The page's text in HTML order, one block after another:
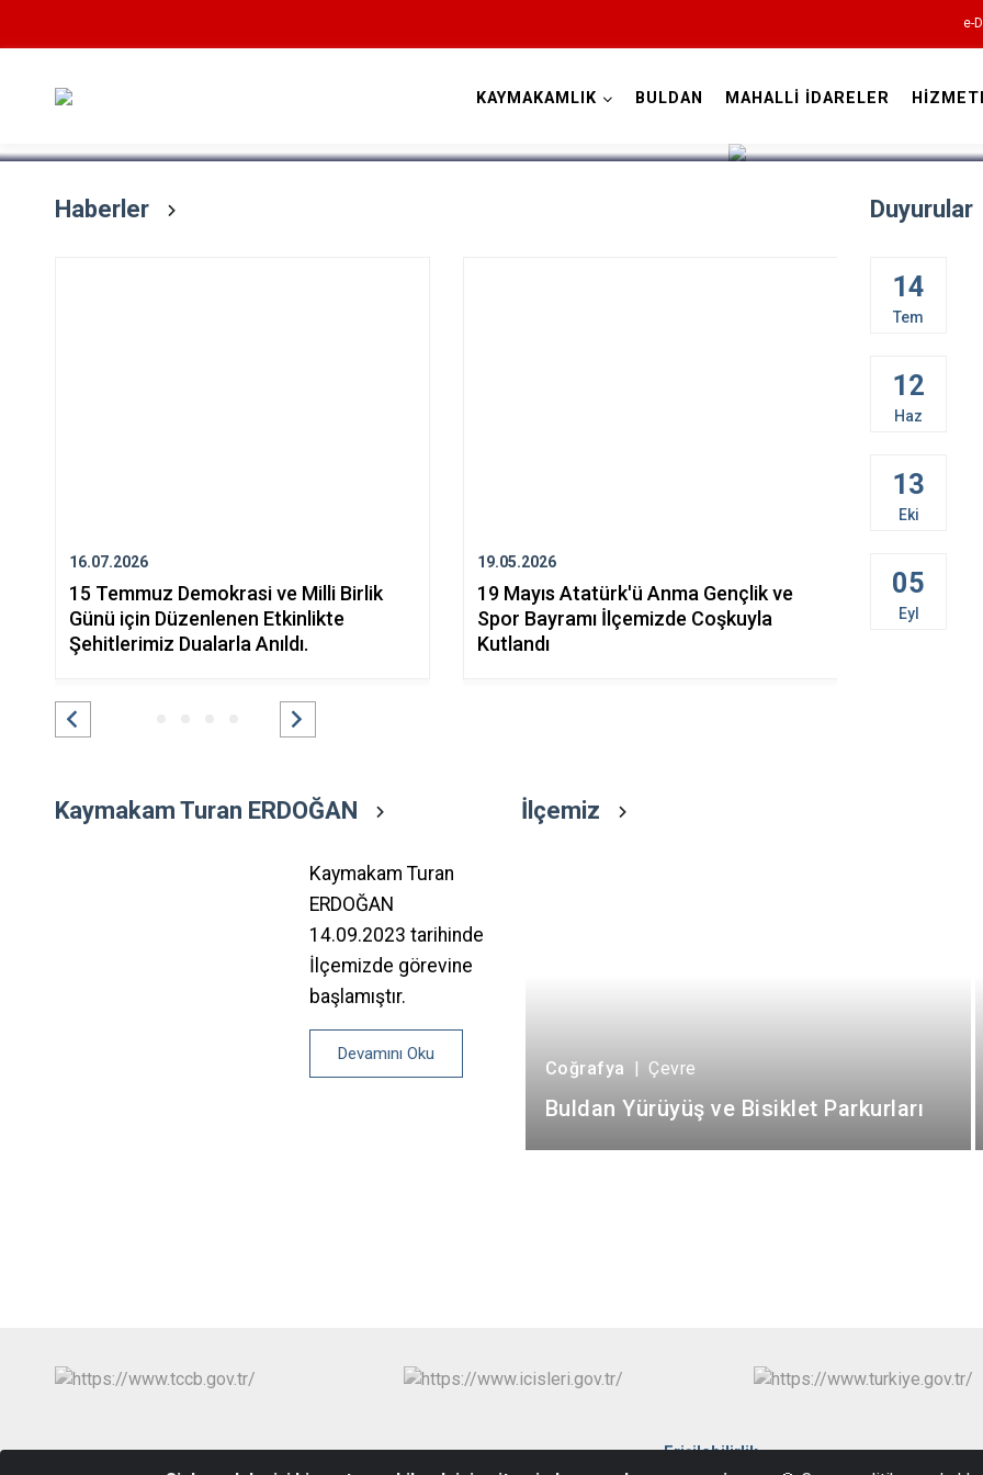
e-
Acıpayam
Pamukkale
Baklan
Beyağaç
Bozkurt
Çal
Çameli
KAYMAKAMLIK BULDAN MAHALLİ İDARELER
Haberler
16.07.2026
15 Temmuz Demokrasi ve Milli Birlik
Günü için Düzenlenen Etkinlikte
Şehitlerimiz Dualarla Anıldı.
19.05.2026
19 Mayıs Atatürk'ü Anma Gençlik ve
Spor Bayramı İlçemizde Coşkuyla
Kutlandı
23 Nisan
Bayramı
Duyurular
14
Tem
12
Haz
13
Eki
05
Eyl
Kaymakam Turan ERDOĞAN
Kaymakam Turan
ERDOĞAN
14.09.2023 tarihinde
İlçemizde görevine
başlamıştır.
Devamını Oku
İlçemiz
Coğrafya | Çevre
Buldan Yürüyüş ve Bisiklet Parkurları
Erişilebilirlik